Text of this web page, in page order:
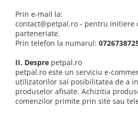
Semi-umede
Pernuțe
Îngrijire Câini
Covorașe Igienice Câini
Igienă Câini
Șampoane Câini
Antiparazitare Câini
Proteice
Umede
Îngrijire Pisici
Așternut Igienic Pisici
Igienă Pisici
Antiparazitare Pisici
Vitamine Pisici
Prin e-mail la:
contact@petpal.ro - pentru initiere
parteneriate.
Prin telefon la numarul:
II. Despre petpal.ro
petpal.ro este un serviciu e-
utilizatorilor sai posibilitatea de a
produselor afisate. Achizitia
comenzilor primite prin site sau